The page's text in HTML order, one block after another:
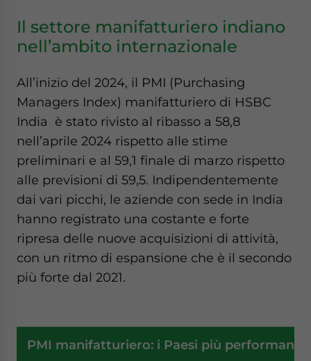
Il settore manifatturiero indiano
nell’ambito internazionale
All’inizio del 2024, il PMI (Purchasing
Managers Index) manifatturiero di HSBC
India è stato rivisto al ribasso a 58,8
nell’aprile 2024 rispetto alle stime
preliminari e al 59,1 finale di marzo rispetto
alle previsioni di 59,5. Indipendentemente
dai vari picchi, le aziende con sede in India
hanno registrato una costante e forte
ripresa delle nuove acquisizioni di attività,
con un ritmo di espansione che è il secondo
più forte dal 2021.
PMI manifatturiero: i Paesi più performanti